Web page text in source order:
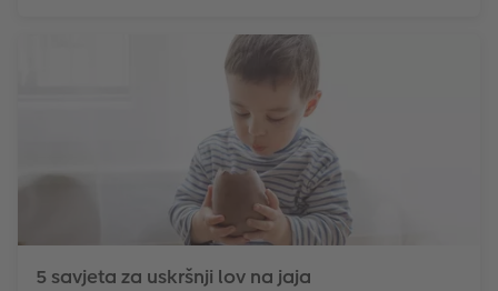
5 savjeta za uskršnji lov na jaja